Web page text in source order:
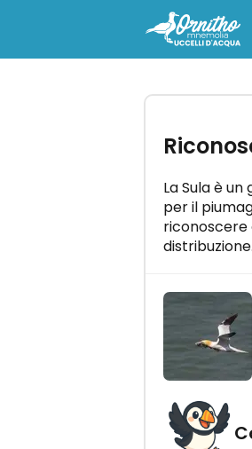
La Sula è
per il
riconoscere
distribuzione.
Ricevi
Impara